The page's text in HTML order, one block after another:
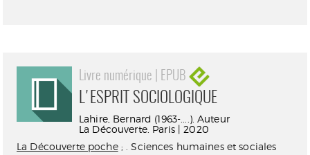
Livre numérique | EPUB
L'ESPRIT SOCIOLOGIQUE
Lahire, Bernard (1963-....). Auteur
La Découverte. Paris | 2020
La Découverte poche; . Sciences humaines et sociales